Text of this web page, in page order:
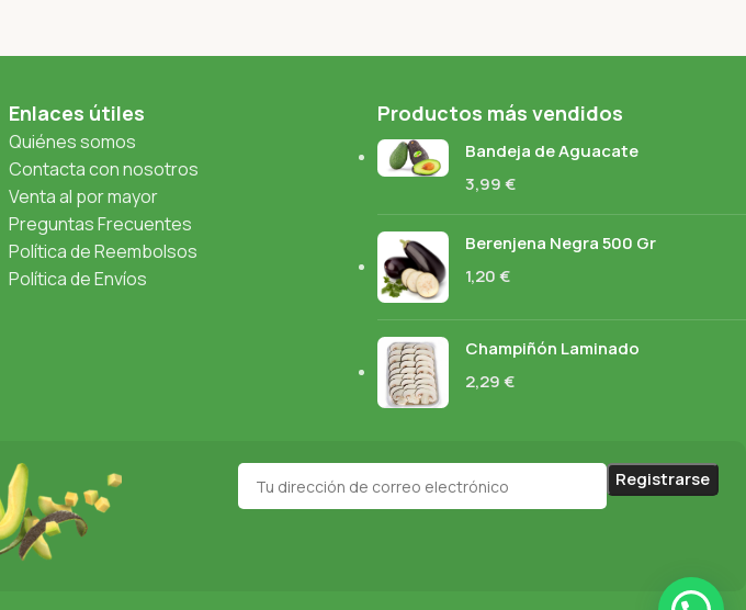
Enlaces útiles
Quiénes somos
Contacta con nosotros
Venta al por mayor
Preguntas Frecuentes
Política de Reembolsos
Política de Envíos
Productos más vendidos
Bandeja de Aguacate
3,99€
Berenjena Negra 500 Gr
1,20€
Champiñón Laminado
2,29€